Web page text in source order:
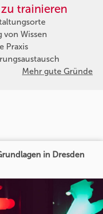
trainieren
von Wissen
Praxis
Mehr gute Gründe
in Dresden